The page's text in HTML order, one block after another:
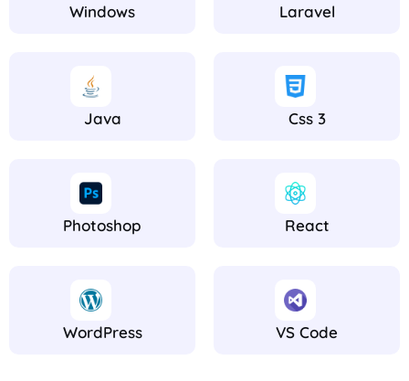
Windows Laravel
Java Css 3
Photoshop React
WordPress VS Code